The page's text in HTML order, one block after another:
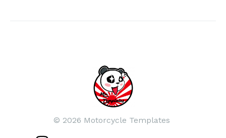
© 2026 Motorcycle Templates